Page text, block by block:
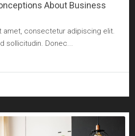
About Business
amet, consectetur adipiscing elit.
sollicitudin. Donec...